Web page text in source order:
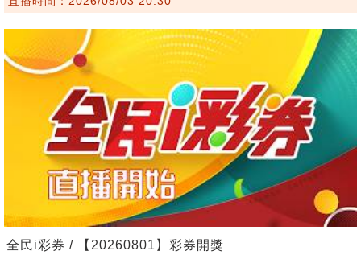
全民i彩券 / 【20260801】彩券開獎